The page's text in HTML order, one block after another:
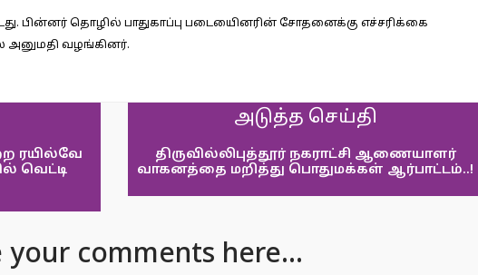
பின்னர் தொழில் பாதுகாப்பு படையிைனரின் சோதனைக்கு எச்சரிக்கை
வழங்கினர்.
ரயில்வே
வெட்டி
அடுத்த செய்தி
திருவில்லிபுத்தூர் நகராட்சி ஆணையாளர்
வாகனத்தை மறித்து பொதுமக்கள் ஆர்பாட்டம்..!
your comments here...